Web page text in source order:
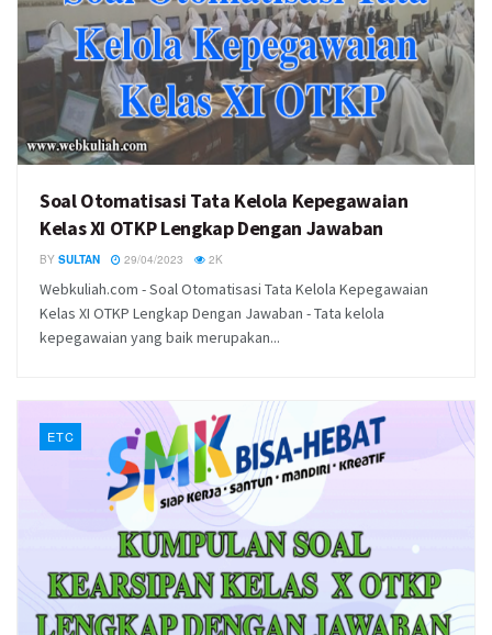
Soal Otomatisasi Tata Kelola Kepegawaian
Kelas XI OTKP Lengkap Dengan Jawaban
BY SULTAN 29/04/2023 2K
Webkuliah.com - Soal Otomatisasi Tata Kelola Kepegawaian
Kelas XI OTKP Lengkap Dengan Jawaban - Tata kelola
kepegawaian yang baik merupakan...
ETC